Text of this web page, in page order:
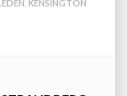
KENSINGTON